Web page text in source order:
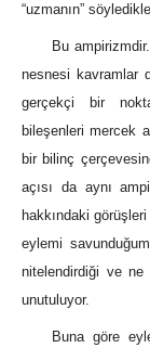
“uzmanın”
Bu ampirizmdir.
nesnesi kavramlar
gerçekçi bir
bileşenleri mercek
bir bilinç
açısı da aynı
hakkındaki
eylemi
nitelendirdiği ve
unutuluyor.
Buna göre